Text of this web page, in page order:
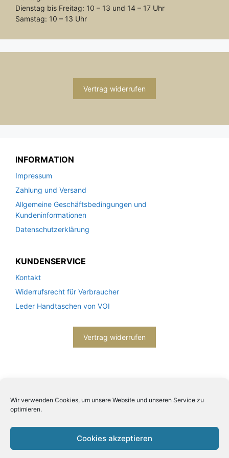
Wir verwenden Cookies, um unsere Website und unseren Service zu
optimieren.
Cookies akzeptieren
Dienstag bis Freitag: 10 – 13 und 14 – 17 Uhr
Samstag: 10 – 13 Uhr
Vertrag widerrufen
INFORMATION
Impressum
Zahlung und Versand
Allgemeine Geschäftsbedingungen und
Kundeninformationen
Datenschutzerklärung
KUNDENSERVICE
Kontakt
Widerrufsrecht für Verbraucher
Leder Handtaschen von VOI
Vertrag widerrufen
2026© Engels mode schmuck -Datenschutzerklärung
Impressum- Bitte beachten Sie unsere